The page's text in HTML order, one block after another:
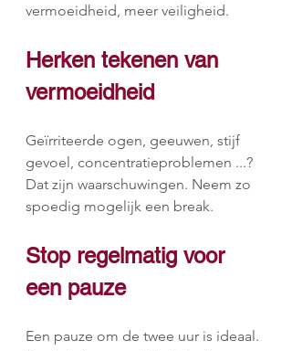
vermoeidheid, meer veiligheid.
Herken tekenen van
vermoeidheid
Geïrriteerde ogen, geeuwen, stijf
gevoel, concentratieproblemen ...?
Dat zijn waarschuwingen. Neem zo
spoedig mogelijk een break.
Stop regelmatig voor
een pauze
Een pauze om de twee uur is ideaal.